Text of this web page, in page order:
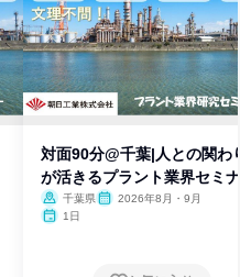
対面90分@千葉|人との関わ
が活きるプラント業界セミ
千葉県
2026年8月・9月
1日